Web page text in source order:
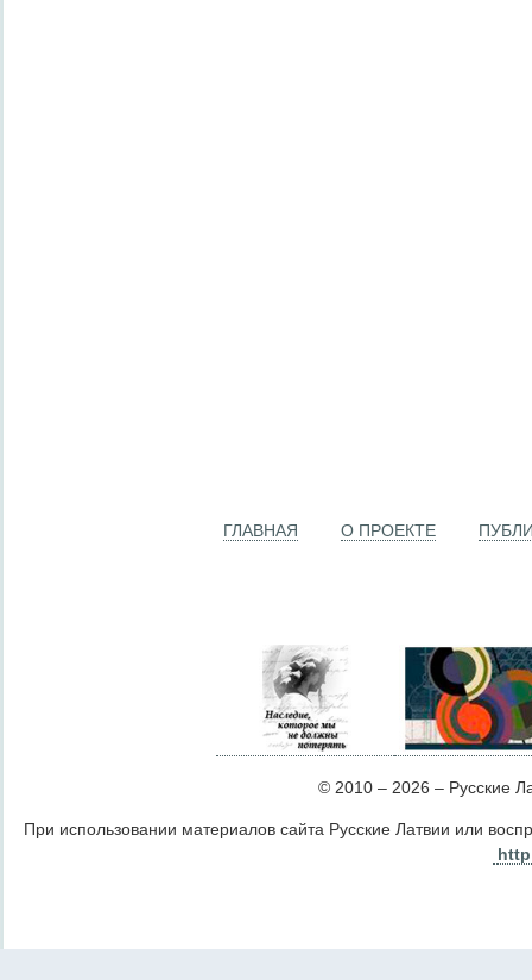
ГЛАВНАЯ О ПРОЕКТЕ
© 2010 – 2026 – Русские
При использовании материалов сайта Русские Латвии или